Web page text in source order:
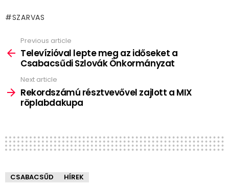
SZARVAS
more
Previous article
Televízióval lepte meg az időseket a
Csabacsűdi Szlovák Önkormányzat
Next article
Rekordszámú résztvevővel zajlott a MIX
röplabdakupa
CSABACSŰD HÍREK